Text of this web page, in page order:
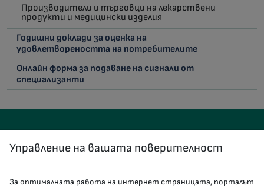
Производители и търговци на лекарствени
продукти и медицински изделия
Годишни доклади за оценка на
удовлетвореността на потребителите
Онлайн форма за подаване на сигнали от
специализанти
Управление на вашата поверителност
За оптималната работа на интернет страницата, порталът